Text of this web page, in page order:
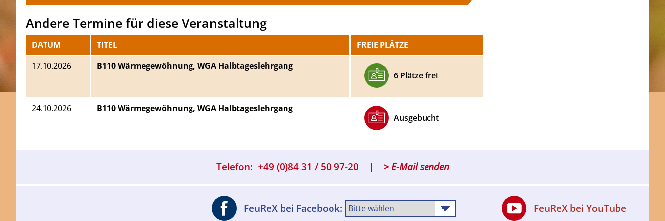
Andere Termine für diese Veranstaltung
DATUM TITEL
FREIE PLÄTZE
​17.10.2026
B110 Wärmegewöhnung, WGA Halbtageslehrgang
6 Plätze frei
​24.10.2026
B110 Wärmegewöhnung, WGA Halbtageslehrgang
Ausgebucht
Telefon: +49 (0)84 31 / 50 97-20 > E-Mail senden
FeuReX bei Facebook: FeuReX bei YouTube